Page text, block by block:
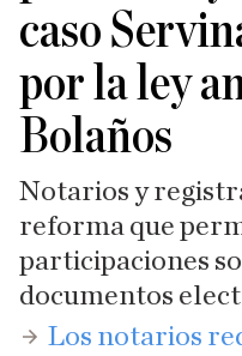
caso
por la ley
Bolaños
Notarios y
reforma que
participaciones
documentos
Los notarios